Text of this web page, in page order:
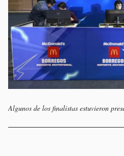
Algunos de los finalistas estuvieron